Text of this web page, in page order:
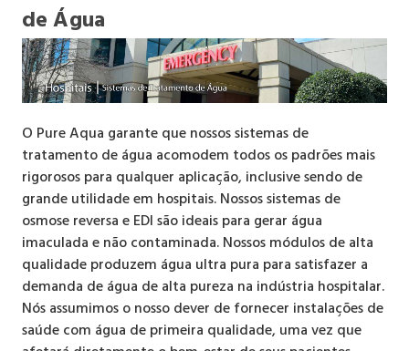
de Água
O Pure Aqua garante que nossos sistemas de
tratamento de água acomodem todos os padrões mais
rigorosos para qualquer aplicação, inclusive sendo de
grande utilidade em hospitais. Nossos sistemas de
osmose reversa e EDI são ideais para gerar água
imaculada e não contaminada. Nossos módulos de alta
qualidade produzem água ultra pura para satisfazer a
demanda de água de alta pureza na indústria hospitalar.
Nós assumimos o nosso dever de fornecer instalações de
saúde com água de primeira qualidade, uma vez que